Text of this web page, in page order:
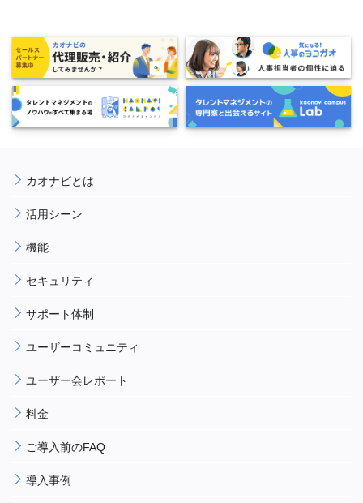
カオナビとは
活用シーン
機能
セキュリティ
サポート体制
ユーザーコミュニティ
ユーザー会レポート
料金
ご導入前のFAQ
導入事例